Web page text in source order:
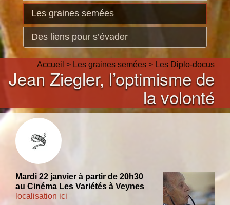
Les graines semées
Des liens pour s’évader
Accueil > Les graines semées > Les Diplo-docus
Jean Ziegler, l’optimisme de
la volonté
Mardi 22 janvier à partir de 20h30
au Cinéma Les Variétés à Veynes
localisation ici